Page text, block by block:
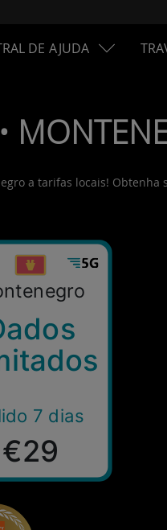
DE AJUDA
a tarifas locais! Obtenha
7 dias
€29